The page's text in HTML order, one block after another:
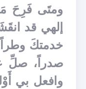
ومتَى فَرِحَ
إلهي قد
خدمتكَ
صدراً، صلِّ
وافعل بي